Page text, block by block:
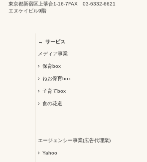
東京都新宿区上落合1-16-7
エヌケイビル9階
FAX 03-6332-6621
サービス
メディア事業
保育box
ねお保育box
子育てbox
食の花道
エージェンシー事業(広告代理業)
Yahoo